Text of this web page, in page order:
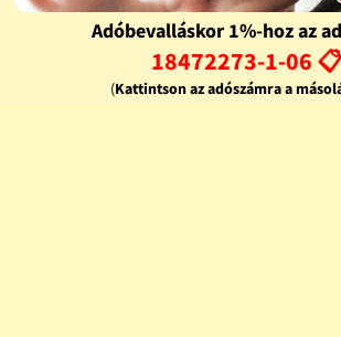
Adóbevalláskor 1%-hoz az
18472273-1-06 📋
(Kattintson az adószámra a